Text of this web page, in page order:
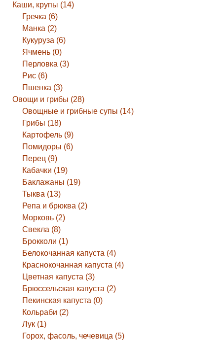
Каши, крупы (14)
Гречка (6)
Манка (2)
Кукуруза (6)
Ячмень (0)
Перловка (3)
Рис (6)
Пшенка (3)
Овощи и грибы (28)
Овощные и грибные супы (14)
Грибы (18)
Картофель (9)
Помидоры (6)
Перец (9)
Кабачки (19)
Баклажаны (19)
Тыква (13)
Репа и брюква (2)
Морковь (2)
Свекла (8)
Брокколи (1)
Белокочанная капуста (4)
Краснокочанная капуста (4)
Цветная капуста (3)
Брюссельская капуста (2)
Пекинская капуста (0)
Кольраби (2)
Лук (1)
Горох, фасоль, чечевица (5)